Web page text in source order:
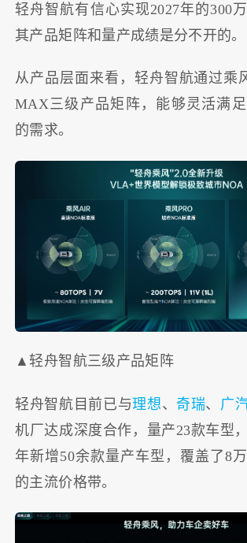
轻舟智航有信心实现2027年的300
其产品矩阵和量产成绩是分不开的。
从产品层面来看，轻舟智航通过乘
MAX三级产品矩阵，能够灵活满
的需求。
▲轻舟智航三级产品矩阵
轻舟智航目前已与理想、 奇瑞、 广
机厂达成深度合作，量产23款车型
年新增50余款量产车型，覆盖了8
的主流价格带。